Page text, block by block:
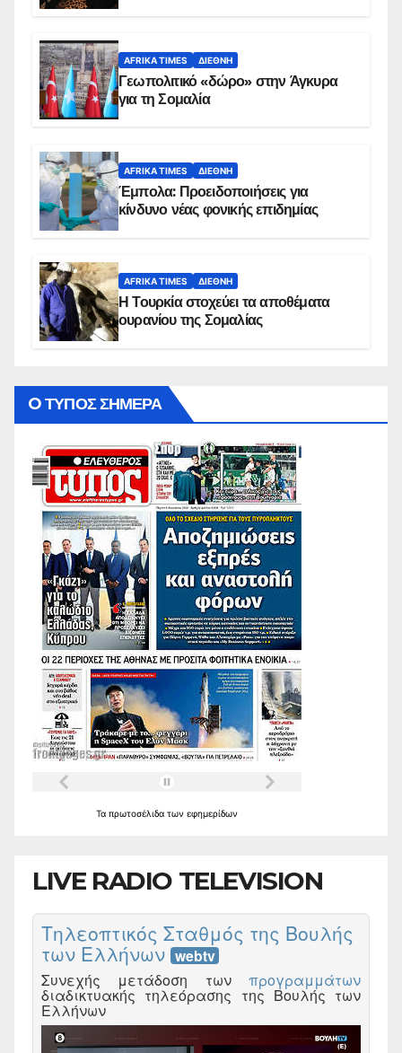
AFRIKA TIMES ΔΙΕΘΝΉ
Γεωπολιτικό «δώρο» στην Άγκυρα
για τη Σομαλία
AFRIKA TIMES ΔΙΕΘΝΉ
Έμπολα: Προειδοποιήσεις για
κίνδυνο νέας φονικής επιδημίας
AFRIKA TIMES ΔΙΕΘΝΉ
Η Τουρκία στοχεύει τα αποθέματα
ουρανίου της Σομαλίας
O ΤΥΠΟΣ ΣΗΜΕΡΑ
Τα πρωτοσέλιδα των εφημερίδων
LIVE RADIO TELEVISION